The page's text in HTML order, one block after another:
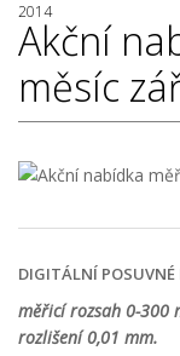
2014
Akční
měsíc
DIGITÁLNÍ POSUVNÉ
měřicí rozsah 0-300
rozlišení 0,01 mm.